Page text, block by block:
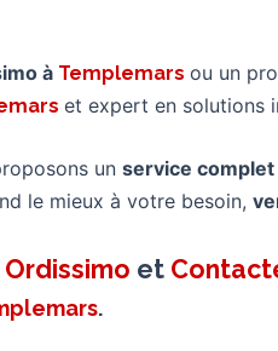
à Templemars ou un
et expert en solutions
un service complet
le mieux à votre besoin,
et
.